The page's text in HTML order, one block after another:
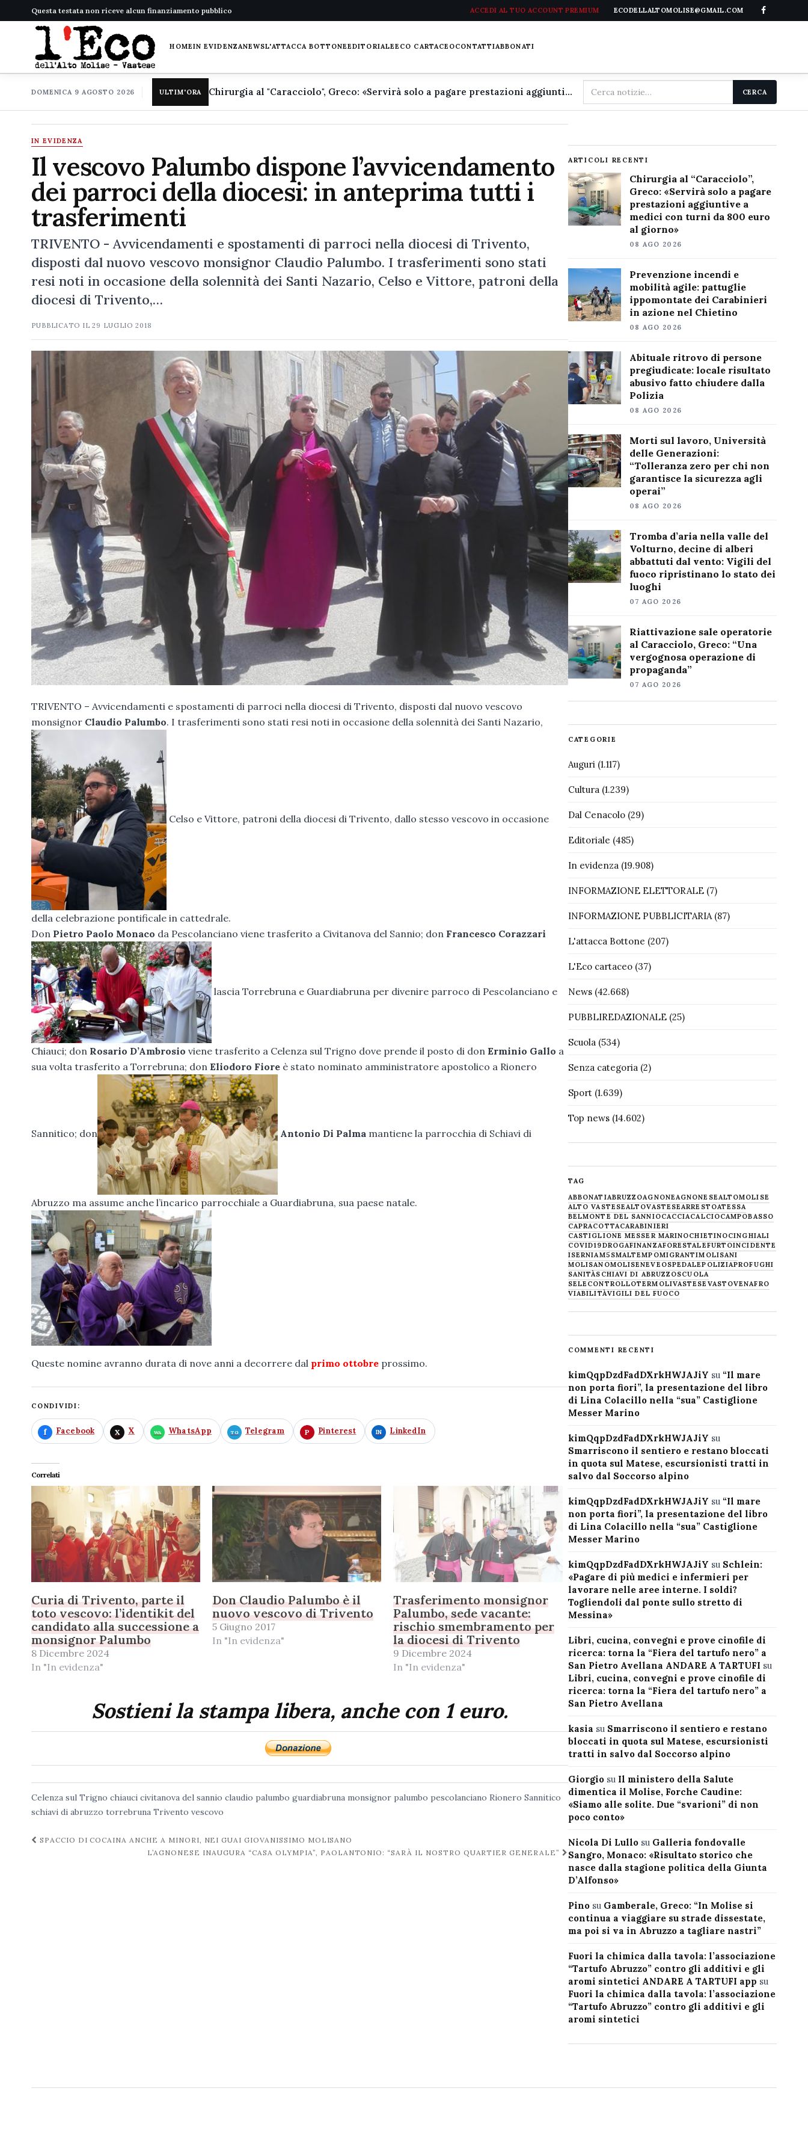
Questa testata non riceve alcun finanziamento pubblico ACCEDI AL TUO ACCOUNT PREMIUM ECODELLALTOMOLISE@GMAIL.COM
HOMEIN EVIDENZANEWSL'ATTACCA BOTTONEEDITORIALEECO CARTACEOCONTATTIABBONATI
DOMENICA 9 AGOSTO 2026 ULTIM'ORA Chirurgia al "Caracciolo", Greco: «Servirà solo a pagare prestazioni aggiuntive a medici con turni da 800 euro al giorno»
Cerca
nel
CERCA
IN EVIDENZA
Il vescovo Palumbo dispone l’avvicendamento
dei parroci della diocesi: in anteprima tutti i
trasferimenti
TRIVENTO - Avvicendamenti e spostamenti di parroci nella diocesi di Trivento,
disposti dal nuovo vescovo monsignor Claudio Palumbo. I trasferimenti sono stati
resi noti in occasione della solennità dei Santi Nazario, Celso e Vittore, patroni della
diocesi di Trivento,…
PUBBLICATO IL29 LUGLIO 2018
TRIVENTO – Avvicendamenti e spostamenti di parroci nella diocesi di Trivento, disposti dal nuovo vescovo
monsignor Claudio Palumbo. I trasferimenti sono stati resi noti in occasione della solennità dei Santi Nazario,
Celso e Vittore, patroni della diocesi di Trivento, dallo stesso vescovo in occasione
della celebrazione pontificale in cattedrale.
Don Pietro Paolo Monaco da Pescolanciano viene trasferito a Civitanova del Sannio; don Francesco Corazzari
lascia Torrebruna e Guardiabruna per divenire parroco di Pescolanciano e
Chiauci; don Rosario D’Ambrosio viene trasferito a Celenza sul Trigno dove prende il posto di don Erminio Gallo a
sua volta trasferito a Torrebruna; don Eliodoro Fiore è stato nominato amministratore apostolico a Rionero
Sannitico; don Antonio Di Palma mantiene la parrocchia di Schiavi di
Abruzzo ma assume anche l’incarico parrocchiale a Guardiabruna, sua paese natale.
Queste nomine avranno durata di nove anni a decorrere dal primo ottobre prossimo.
CONDIVIDI:
Facebook X WhatsApp Telegram Pinterest LinkedIn
Correlati
Curia di Trivento, parte il
toto vescovo: l’identikit del
candidato alla successione a
monsignor Palumbo
8 Dicembre 2024
In "In evidenza"
Don Claudio Palumbo è il
nuovo vescovo di Trivento
5 Giugno 2017
In "In evidenza"
Trasferimento monsignor
Palumbo, sede vacante:
rischio smembramento per
la diocesi di Trivento
9 Dicembre 2024
In "In evidenza"
Sostieni la stampa libera, anche con 1 euro.
Celenza sul Trigno chiauci civitanova del sannio claudio palumbo guardiabruna monsignor palumbo pescolanciano Rionero Sannitico
schiavi di abruzzo torrebruna Trivento vescovo
Navigazione
SPACCIO DI COCAINA ANCHE A MINORI, NEI GUAI GIOVANISSIMO MOLISANO
L’AGNONESE INAUGURA “CASA OLYMPIA”, PAOLANTONIO: “SARÀ IL NOSTRO QUARTIER GENERALE”
ARTICOLI RECENTI
Chirurgia al “Caracciolo”,
Greco: «Servirà solo a pagare
prestazioni aggiuntive a
medici con turni da 800 euro
al giorno»
08 AGO 2026
Prevenzione incendi e
mobilità agile: pattuglie
ippomontate dei Carabinieri
in azione nel Chietino
08 AGO 2026
Abituale ritrovo di persone
pregiudicate: locale risultato
abusivo fatto chiudere dalla
Polizia
08 AGO 2026
Morti sul lavoro, Università
delle Generazioni:
“Tolleranza zero per chi non
garantisce la sicurezza agli
operai”
08 AGO 2026
Tromba d’aria nella valle del
Volturno, decine di alberi
abbattuti dal vento: Vigili del
fuoco ripristinano lo stato dei
luoghi
07 AGO 2026
Riattivazione sale operatorie
al Caracciolo, Greco: “Una
vergognosa operazione di
propaganda”
07 AGO 2026
CATEGORIE
Auguri(1.117)
Cultura(1.239)
Dal Cenacolo(29)
Editoriale (485)
In evidenza(19.908)
INFORMAZIONE ELETTORALE(7)
INFORMAZIONE PUBBLICITARIA(87)
L'attacca Bottone (207)
L'Eco cartaceo(37)
News(42.668)
PUBBLIREDAZIONALE(25)
Scuola(534)
Senza categoria(2)
Sport(1.639)
Top news(14.602)
TAG
ABBONATIABRUZZOAGNONEAGNONESEALTOMOLISE
ALTO VASTESEALTOVASTESEARRESTOATESSA
BELMONTE DEL SANNIOCACCIACALCIOCAMPOBASSO
CAPRACOTTACARABINIERI
CASTIGLIONE MESSER MARINOCHIETINOCINGHIALI
COVID19DROGAFINANZAFORESTALEFURTOINCIDENTE
ISERNIAM5SMALTEMPOMIGRANTIMOLISANI
MOLISANOMOLISENEVE OSPEDALEPOLIZIAPROFUGHI
SANITÀSCHIAVI DI ABRUZZOSCUOLA
SELECONTROLLOTERMOLIVASTESE VASTOVENAFRO
VIABILITÀVIGILI DEL FUOCO
COMMENTI RECENTI
kimQqpDzdFadDXrkHWJAJiY su “Il mare
non porta fiori”, la presentazione del libro
di Lina Colacillo nella “sua” Castiglione
Messer Marino
kimQqpDzdFadDXrkHWJAJiY su
Smarriscono il sentiero e restano bloccati
in quota sul Matese, escursionisti tratti in
salvo dal Soccorso alpino
kimQqpDzdFadDXrkHWJAJiY su “Il mare
non porta fiori”, la presentazione del libro
di Lina Colacillo nella “sua” Castiglione
Messer Marino
kimQqpDzdFadDXrkHWJAJiY su Schlein:
«Pagare di più medici e infermieri per
lavorare nelle aree interne. I soldi?
Togliendoli dal ponte sullo stretto di
Messina»
Libri, cucina, convegni e prove cinofile di
ricerca: torna la “Fiera del tartufo nero” a
San Pietro Avellana ANDARE A TARTUFI su
Libri, cucina, convegni e prove cinofile di
ricerca: torna la “Fiera del tartufo nero” a
San Pietro Avellana
kasia su Smarriscono il sentiero e restano
bloccati in quota sul Matese, escursionisti
tratti in salvo dal Soccorso alpino
Giorgiosu Il ministero della Salute
dimentica il Molise, Forche Caudine:
«Siamo alle solite. Due “svarioni” di non
poco conto»
Nicola Di Lullosu Galleria fondovalle
Sangro, Monaco: «Risultato storico che
nasce dalla stagione politica della Giunta
D’Alfonso»
Pinosu Gamberale, Greco: “In Molise si
continua a viaggiare su strade dissestate,
ma poi si va in Abruzzo a tagliare nastri”
Fuori la chimica dalla tavola: l’associazione
“Tartufo Abruzzo” contro gli additivi e gli
aromi sintetici ANDARE A TARTUFI app su
Fuori la chimica dalla tavola: l’associazione
“Tartufo Abruzzo” contro gli additivi e gli
aromi sintetici